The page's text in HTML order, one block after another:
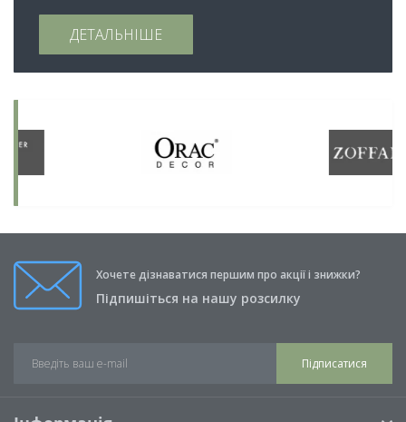
ДЕТАЛЬНІШЕ
Хочете дізнаватися першим про акції і знижки?
Підпишіться на нашу розсилку
Підписатися